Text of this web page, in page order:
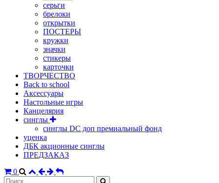
серьги
брелоки
открытки
ПОСТЕРЫ
кружки
значки
стикеры
карточки
ТВОРЧЕСТВО
Back to school
Аксессуары
Настольные игры
Канцелярия
синглы
синглы DC доп премиальный фонд
уценка
ДБК акционные синглы
ПРЕДЗАКАЗ
0